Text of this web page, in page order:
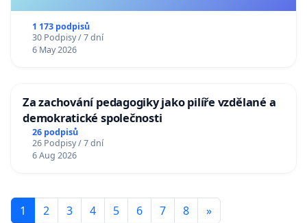
1 173 podpisů
30 Podpisy / 7 dní
6 May 2026
Za zachování pedagogiky jako pilíře vzdělané a
demokratické společnosti
26 podpisů
26 Podpisy / 7 dní
6 Aug 2026
1 2 3 4 5 6 7 8 »